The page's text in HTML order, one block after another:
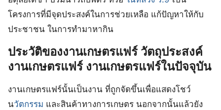
โครงการที่มีจุดประสงค์ในการช่วยเหลือ แก้ปัญหาให้กับ
ประชาชน ในการทำมาหากิน
ประวัติของงานเกษตรแฟร์ วัตถุประสงค์
งานเกษตรแฟร์ งานเกษตรแฟร์ในปัจจุบัน
งานเกษตรแฟร์นั้นเป็นงาน ที่ถูกจัดขึ้นเพื่อแสดงโชว์
นวัตกรรม และสินค้าทางการเกษตร นอกจากนั้นแล้วยัง